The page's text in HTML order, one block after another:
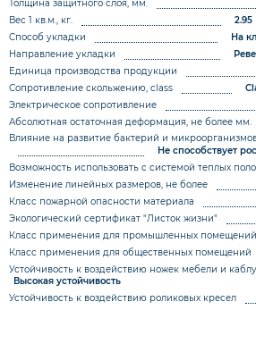
Толщина защитного слоя, мм.
Вес 1 кв.м., кг.
2.95
Способ укладки
На
Направление укладки
Единица производства продукции
Сопротивление скольжению, class
Электрическое сопротивление
Абсолютная остаточная деформация, не более мм.
Влияние на развитие бактерий и
Не способствует
Возможность использовать с системой теплых
Изменение линейных размеров, не более
Класс пожарной опасности материала
Экологический сертификат "Листок жизни"
Класс применения для промышленных помещений
Класс применения для общественных помещений
Устойчивость к воздействию ножек мебели и
Высокая устойчивость
Устойчивость к воздействию роликовых кресел